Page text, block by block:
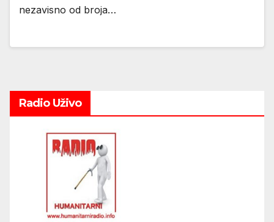
nezavisno od broja…
Radio Uživo